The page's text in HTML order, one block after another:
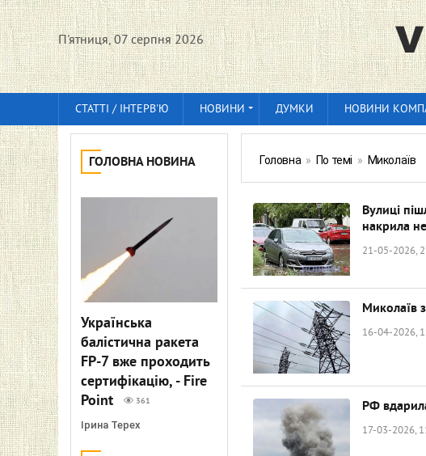
П'ятниця, 07 серпня 2026
СТАТТІ / ІНТЕРВ'Ю НОВИНИ ДУМКИ НОВИНИ
ГОЛОВНА НОВИНА
Українська
балістична ракета
FP-7 вже проходить
сертифікацію, - Fire
Point
361
Ірина Терех
Головна » По темі » Миколаїв
Вулиці
накрила
21-05-2026,
Миколаїв
16-04-2026,
РФ
17-03-2026,